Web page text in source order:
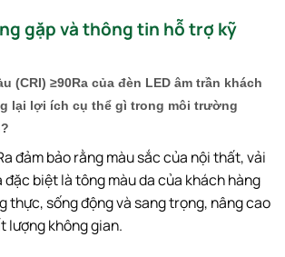
gặp và thông tin hỗ trợ kỹ
(CRI) ≥90Ra của đèn LED âm trần khách
lại lợi ích cụ thể gì trong môi trường
đảm bảo rằng màu sắc của nội thất, vải
đặc biệt là tông màu da của khách hàng
thực, sống động và sang trọng, nâng cao
lượng không gian.